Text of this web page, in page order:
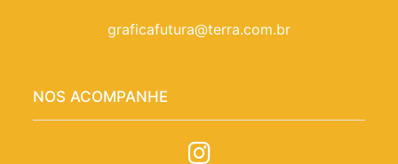
graficafutura@terra.com.br
NOS ACOMPANHE